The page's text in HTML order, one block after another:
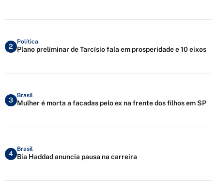
2
Política
Plano preliminar de Tarcísio fala em prosperidade e 10 eixos
3
Brasil
Mulher é morta a facadas pelo ex na frente dos filhos em SP
4
Brasil
Bia Haddad anuncia pausa na carreira